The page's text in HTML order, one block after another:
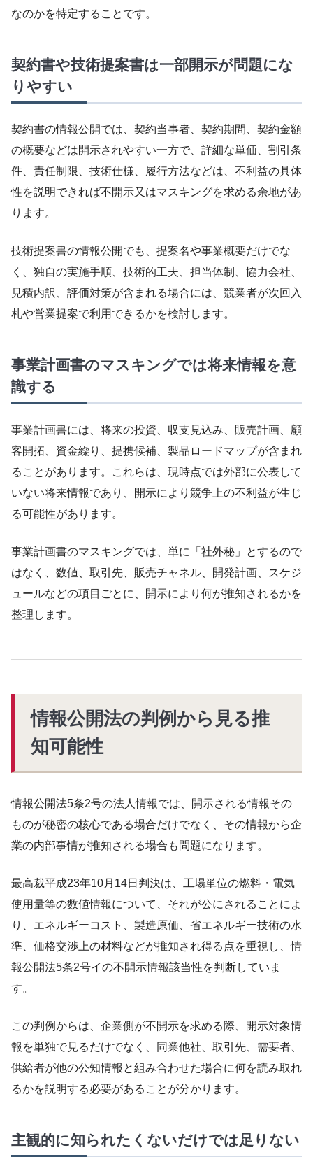
なのかを特定することです。
契約書や技術提案書は一部開示が問題にな
りやすい
契約書の情報公開では、契約当事者、契約期間、契約金額
の概要などは開示されやすい一方で、詳細な単価、割引条
件、責任制限、技術仕様、履行方法などは、不利益の具体
性を説明できれば不開示又はマスキングを求める余地があ
ります。
技術提案書の情報公開でも、提案名や事業概要だけでな
く、独自の実施手順、技術的工夫、担当体制、協力会社、
見積内訳、評価対策が含まれる場合には、競業者が次回入
札や営業提案で利用できるかを検討します。
事業計画書のマスキングでは将来情報を意
識する
事業計画書には、将来の投資、収支見込み、販売計画、顧
客開拓、資金繰り、提携候補、製品ロードマップが含まれ
ることがあります。これらは、現時点では外部に公表して
いない将来情報であり、開示により競争上の不利益が生じ
る可能性があります。
事業計画書のマスキングでは、単に「社外秘」とするので
はなく、数値、取引先、販売チャネル、開発計画、スケジ
ュールなどの項目ごとに、開示により何が推知されるかを
整理します。
情報公開法の判例から見る推
知可能性
情報公開法5条2号の法人情報では、開示される情報その
ものが秘密の核心である場合だけでなく、その情報から企
業の内部事情が推知される場合も問題になります。
最高裁平成23年10月14日判決は、工場単位の燃料・電気
使用量等の数値情報について、それが公にされることによ
り、エネルギーコスト、製造原価、省エネルギー技術の水
準、価格交渉上の材料などが推知され得る点を重視し、情
報公開法5条2号イの不開示情報該当性を判断していま
す。
この判例からは、企業側が不開示を求める際、開示対象情
報を単独で見るだけでなく、同業他社、取引先、需要者、
供給者が他の公知情報と組み合わせた場合に何を読み取れ
るかを説明する必要があることが分かります。
主観的に知られたくないだけでは足りない